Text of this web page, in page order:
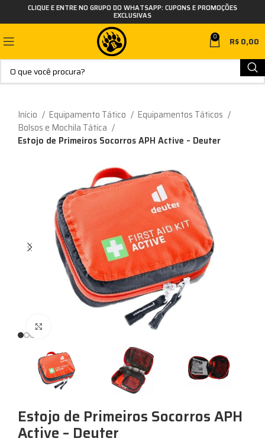
CLIQUE E ENTRE NO GRUPO DO WHATSAPP: CUPONS E PROMOÇÕES
EXCLUSIVAS
0 R$0,00
Início Equipamento Tático
Equipamentos Táticos
Bolsos e Mochila Tática
Estojo de Primeiros Socorros APH Active – Deuter
Estojo de Primeiros Socorros APH
Active – Deuter